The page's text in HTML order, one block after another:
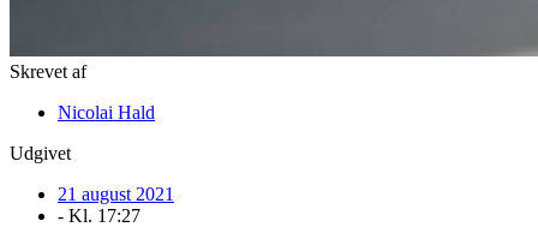
Skrevet af
Nicolai Hald
Udgivet
21 august 2021
- Kl. 17:27